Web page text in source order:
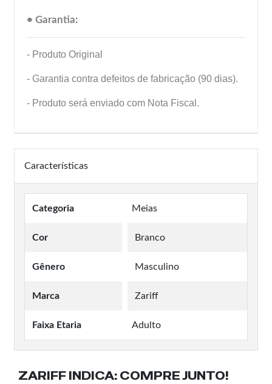
• Garantia:
- Produto Original
- Garantia contra defeitos de fabricação (90 dias).
- Produto será enviado com Nota Fiscal.
Características
Categoria Meias
Cor Branco
Gênero Masculino
Marca Zariff
Faixa Etaria Adulto
ZARIFF INDICA: COMPRE JUNTO!